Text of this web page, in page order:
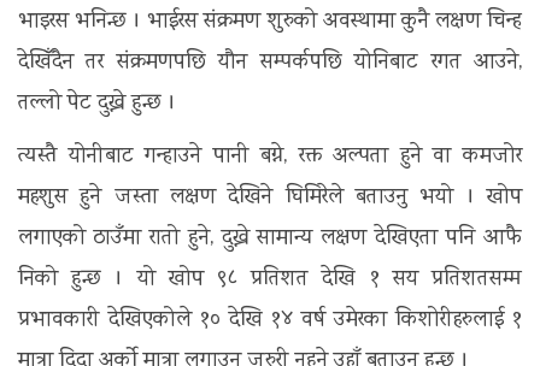
भाइरस भनिन्छ । भाईरस संक्रमण शुरुको अवस्थामा कुनै लक्षण चिन्ह
देखिँदैन तर संक्रमणपछि यौन सम्पर्कपछि योनिबाट रगत आउने,
तल्लो पेट दुख्ने हुन्छ ।
त्यस्तै योनीबाट गन्हाउने पानी बग्ने, रक्त अल्पता हुने वा कमजोर
महशुस हुने जस्ता लक्षण देखिने घिमिरेले बताउनु भयो । खोप
लगाएको ठाउँमा रातो हुने, दुख्ने सामान्य लक्षण देखिएता पनि आफै
निको हुन्छ । यो खोप ९८ प्रतिशत देखि १ सय प्रतिशतसम्म
प्रभावकारी देखिएकोले १० देखि १४ वर्ष उमेरका किशोरीहरुलाई १